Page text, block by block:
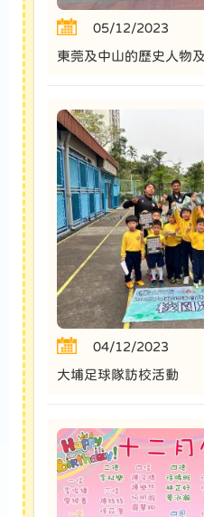
05/12/2023
東莞及中山的歷史人物
04/12/2023
大埔足球隊訪校活動